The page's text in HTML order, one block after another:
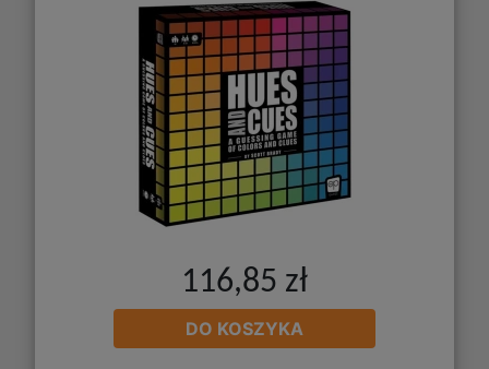
116,85 zł
DO KOSZYKA